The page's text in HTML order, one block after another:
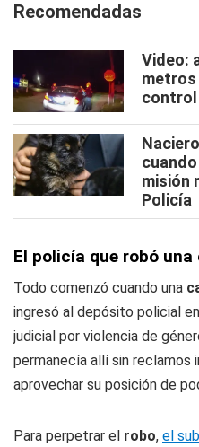
Recomendadas
Video:
metros
misión
Policía
El policía que robó
Todo comenzó cuando una
ingresó al depósito policial
judicial por violencia de
permanecía allí sin reclamos
aprovechar su posición de
Para perpetrar el robo, el